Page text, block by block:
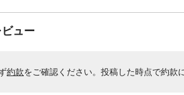
ュー
約款をご確認ください。投稿した時点で約款